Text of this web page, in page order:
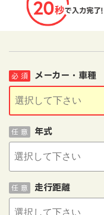
メーカー・車種
必 須
年式
任 意
走行距離
任 意